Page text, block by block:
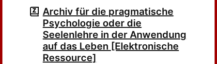
Archiv für die pragmatische
Psychologie oder die
Seelenlehre in der Anwendung
auf das Leben [Elektronische
Ressource]